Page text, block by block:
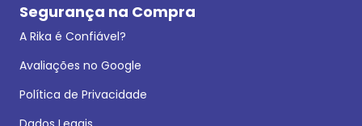
Segurança na Compra
A Rika é Confiável?
Avaliações no Google
Política de Privacidade